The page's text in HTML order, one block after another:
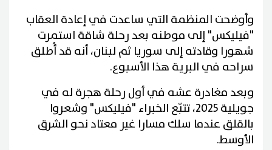
وأوضحت المنظمة التي ساعدت في إعادة العقاب
"فيليكس" إلى موطنه بعد رحلة شاقة استمرت
شهورا وقادته إلى سوريا ثم لبنان، أنه قد أُطلق
سراحه في البرية هذا الأسبوع.
وبعد مغادرة عشه في أول رحلة هجرة له في
جويلية 2025، تتبّع الخبراء "فيليكس" وشعروا
بالقلق عندما سلك مسارا غير معتاد نحو الشرق
الأوسط.